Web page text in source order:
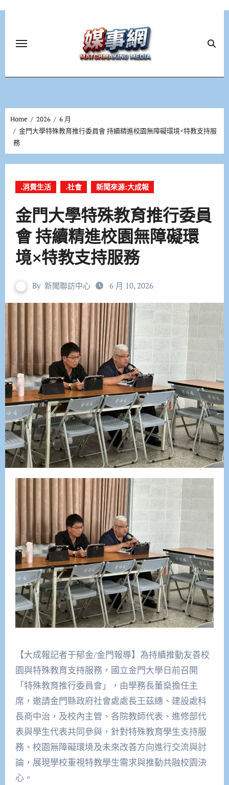
Home 2026
6 月
金門大學特殊教育推行委員會 持續精進校園無障礙環境×特教支持服
務
.消費生活 .社會 新聞來源:大成報
金門大學特殊教育推行委員
會 持續精進校園無障礙環
境×特教支持服務
By 新聞聯訪中心 6 月 10, 2026
【大成報記者于郁金/金門報導】為持續推動友善校
園與特殊教育支持服務，國立金門大學日前召開
「特殊教育推行委員會」，由學務長董燊擔任主
席，邀請金門縣政府社會處處長王茲繐、建設處科
長商中治，及校內主管、各院教師代表、進修部代
表與學生代表共同參與，針對特殊教育學生支持服
務、校園無障礙環境及未來改善方向進行交流與討
論，展現學校重視特教學生需求與推動共融校園決
心。